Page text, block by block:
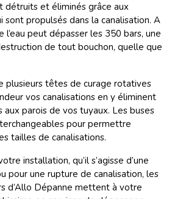
détruits et éliminés grâce aux
sont propulsés dans la canalisation. A
l’eau peut dépasser les 350 bars, une
de tout bouchon, quelle que
plusieurs têtes de curage rotatives
vos canalisations en y éliminent
parois de vos tuyaux. Les buses
pour permettre
tailles de canalisations.
installation, qu’il s’agisse d’une
pour une rupture de canalisation, les
d’Allo Dépanne mettent à votre